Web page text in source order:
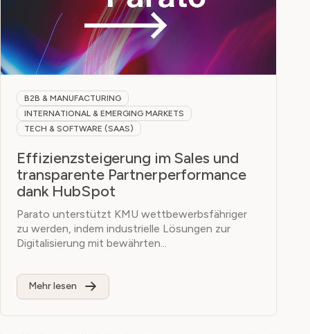
B2B & MANUFACTURING
INTERNATIONAL & EMERGING MARKETS
TECH & SOFTWARE (SAAS)
Effizienzsteigerung im Sales und
transparente Partnerperformance
dank HubSpot
Parato unterstützt KMU wettbewerbsfähriger
zu werden, indem industrielle Lösungen zur
Digitalisierung mit bewährten...
Mehr lesen